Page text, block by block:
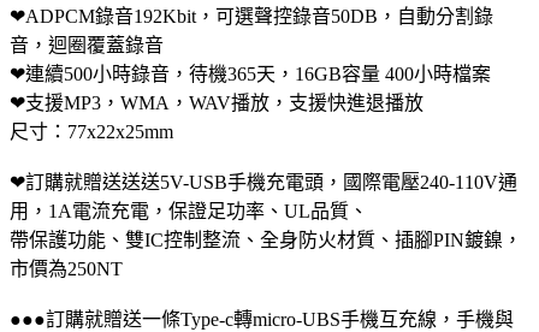
❤ADPCM錄音192Kbit，可選聲控錄音50DB，自動分割錄
音，迴圈覆蓋錄音
❤連續500小時錄音，待機365天，16GB容量 400小時檔案
❤支援MP3，WMA，WAV播放，支援快進退播放
尺寸：77x22x25mm
❤訂購就贈送送送5V-USB手機充電頭，國際電壓240-110V通
用，1A電流充電，保證足功率、UL品質、
帶保護功能、雙IC控制整流、全身防火材質、插腳PIN鍍鎳，
市價為250NT
●●●訂購就贈送一條Type-c轉micro-UBS手機互充線，手機與